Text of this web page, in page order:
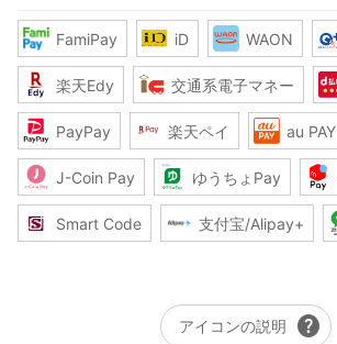
FamiPay iD WAON
楽天Edy 交通系電子マネー
PayPay 楽天ペイ au PAY
J-Coin Pay ゆうちょPay
Smart Code 支付宝/Alipay+
アイコンの説明 help